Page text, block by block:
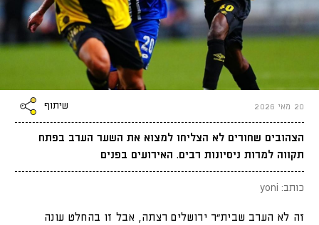
20 מאי 2026 שיתוף
הצהובים שחורים לא הצליחו למצוא את השער הערב בפתח
תקווה למרות ניסיונות רבים. האירועים בפנים
כותב: yoni
זה לא הערב שבית״ר ירושלים רצתה, אבל זו בהחלט עונה